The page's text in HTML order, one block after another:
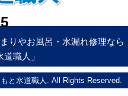
りやお風呂・水漏れ修理なら
道職人」
と水道職人. All Rights Reserved.